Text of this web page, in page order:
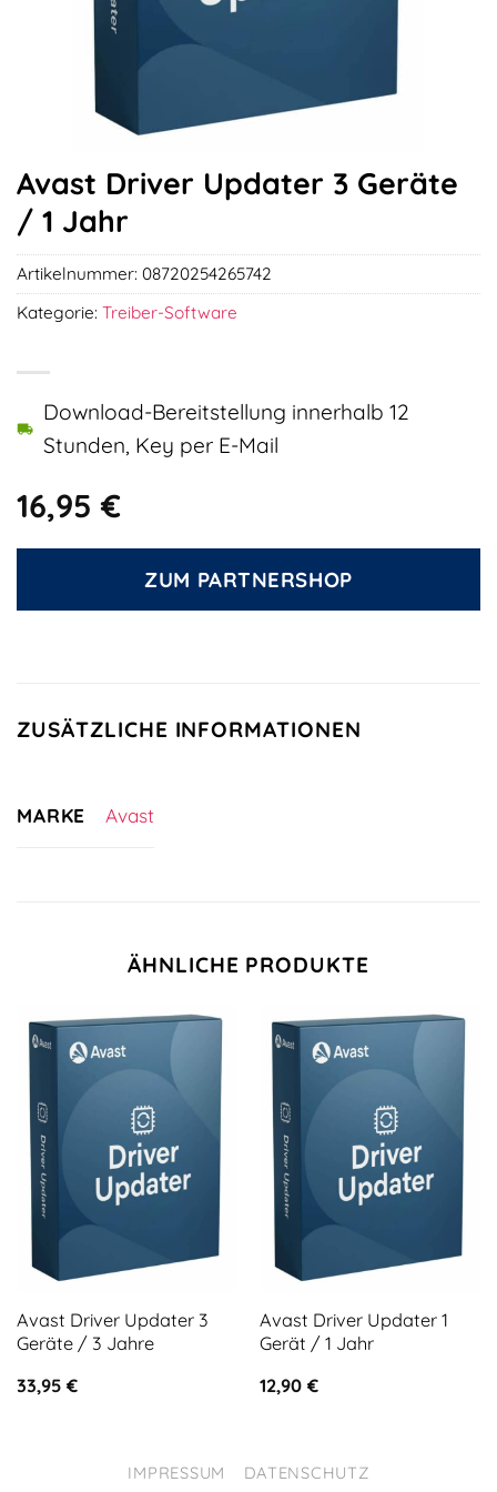
Avast Driver Updater 3 Geräte
/ 1 Jahr
16,95€
Download-Bereitstellung innerhalb 12
Stunden, Key per E-Mail
ZUM PARTNERSHOP
Artikelnummer: 08720254265742
Kategorie: Treiber-Software
ZUSÄTZLICHE INFORMATIONEN
MARKE Avast
ÄHNLICHE PRODUKTE
Avast Driver Updater 3
Geräte / 3 Jahre
33,95 €
Avast Driver Updater 1
Gerät / 1 Jahr
12,90 €
IMPRESSUM DATENSCHUTZ